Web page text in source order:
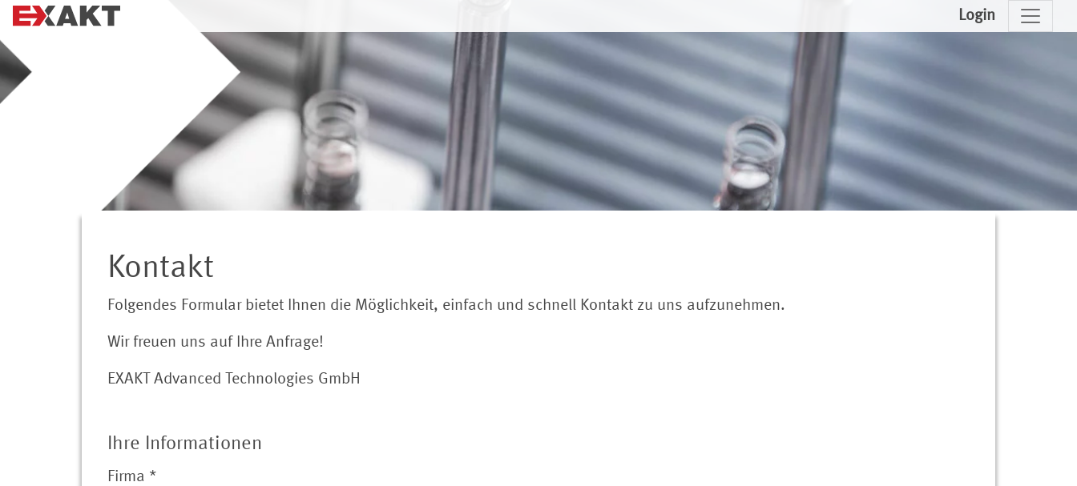
Login
Kontakt
Folgendes Formular bietet Ihnen die Möglichkeit, einfach und schnell Kontakt zu uns aufzunehmen.
Wir freuen uns auf Ihre Anfrage!
EXAKT Advanced Technologies GmbH
Ihre Informationen
Firma *